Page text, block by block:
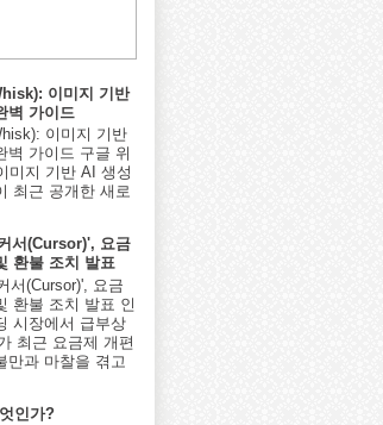
이미지 기반
벽 가이드
이미지 기반
벽 가이드 구글 위
미지 기반 AI 생성
최근 공개한 새로
서(Cursor)', 요금
환불 조치 발표
서(Cursor)', 요금
환불 조치 발표 인
시장에서 급부상
최근 요금제 개편
만과 마찰을 겪고
인가?